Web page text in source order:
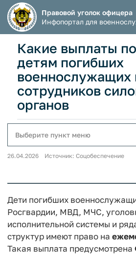
Правовой уголок офицера
Инфопортал для
Какие выплаты
детям погибших
военнослужащих
сотрудников
органов
Выберите пункт меню
26.04.2026 Источник: Соцобеспечение
Дети погибших
Росгвардии, МВД, МЧС,
исполнительной системы и
структур имеют право на
Такая выплата предусмотрена